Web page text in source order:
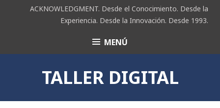
ACKNOWLEDGMENT. Desde el Conocimiento. Desde la
Experiencia. Desde la Innovación. Desde 1993.
ACK MENÚ
TALLER DIGITAL